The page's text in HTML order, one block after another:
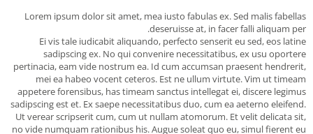
Lorem ipsum dolor sit amet, mea iusto fabulas ex. Sed malis fabellas
deseruisse at, in facer falli aliquam per.
Ei vis tale iudicabit aliquando, perfecto senserit eu sed, eos latine
sadipscing ex. No qui convenire necessitatibus, ex usu oportere
pertinacia, eam vide nostrum ea. Id cum accumsan praesent hendrerit,
mei ea habeo vocent ceteros. Est ne ullum virtute. Vim ut timeam
appetere forensibus, has timeam sanctus intellegat ei, discere legimus
sadipscing est et. Ex saepe necessitatibus duo, cum ea aeterno eleifend.
Ut verear scripserit cum, cum ut nullam atomorum. Et velit delicata sit,
no vide numquam rationibus his. Augue soleat quo eu, simul fierent eu